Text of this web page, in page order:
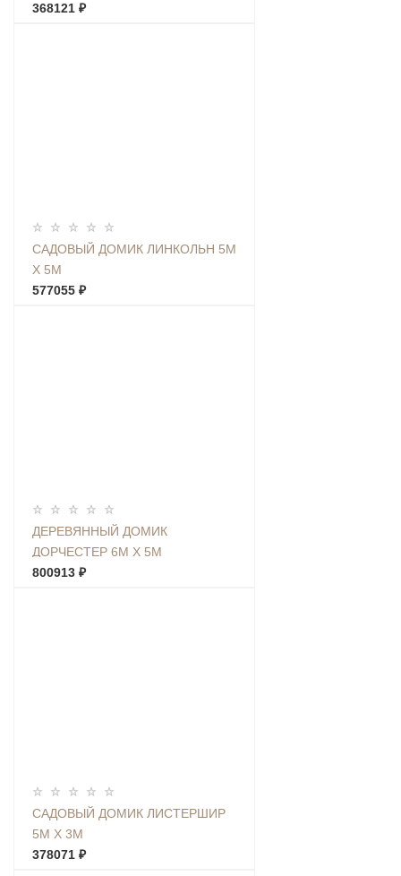
368121 ₽
САДОВЫЙ ДОМИК ЛИНКОЛЬН 5М
Х 5М
577055 ₽
ДЕРЕВЯННЫЙ ДОМИК
ДОРЧЕСТЕР 6М Х 5М
800913 ₽
САДОВЫЙ ДОМИК ЛИСТЕРШИР
5М Х 3М
378071 ₽